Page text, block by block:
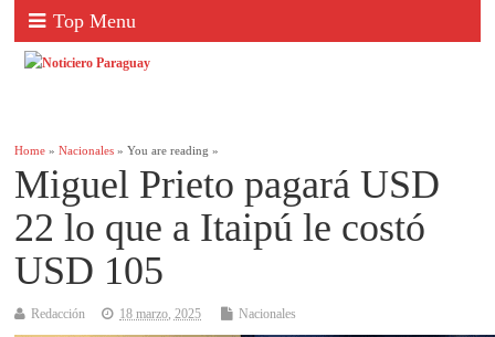
Top Menu
Home »Nacionales » You are reading »
Miguel Prieto pagará USD
22 lo que a Itaipú le costó
USD 105
Redacción 18 marzo, 2025 Nacionales